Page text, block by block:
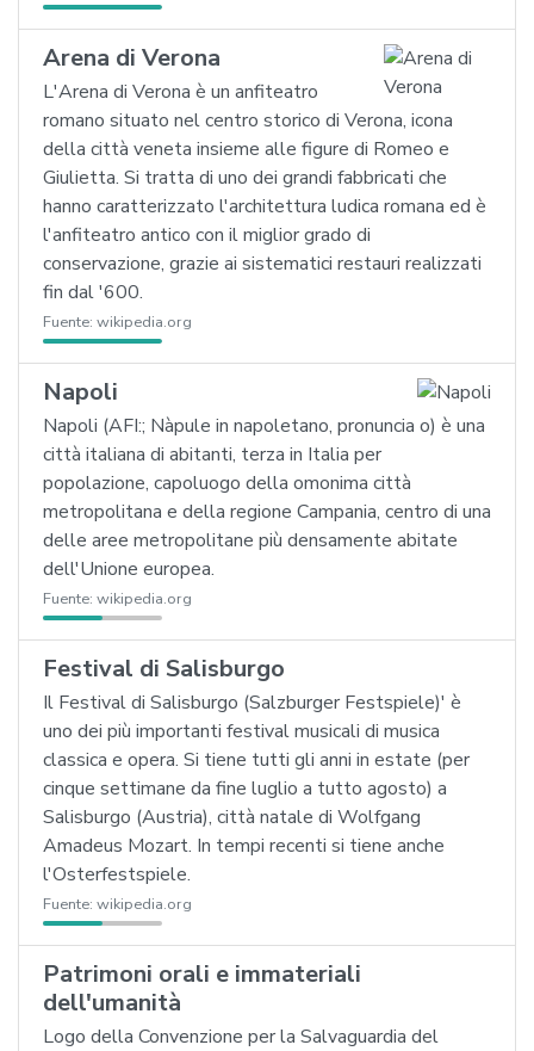
Arena di Verona
L'Arena di Verona è un anfiteatro
romano situato nel centro storico di Verona, icona
della città veneta insieme alle figure di Romeo e
Giulietta. Si tratta di uno dei grandi fabbricati che
hanno caratterizzato l'architettura ludica romana ed è
l'anfiteatro antico con il miglior grado di
conservazione, grazie ai sistematici restauri realizzati
fin dal '600.
Fuente: wikipedia.org
Napoli
Napoli (AFI:; Nàpule in napoletano, pronuncia o) è una
città italiana di abitanti, terza in Italia per
popolazione, capoluogo della omonima città
metropolitana e della regione Campania, centro di una
delle aree metropolitane più densamente abitate
dell'Unione europea.
Fuente: wikipedia.org
Festival di Salisburgo
Il Festival di Salisburgo (Salzburger Festspiele)' è
uno dei più importanti festival musicali di musica
classica e opera. Si tiene tutti gli anni in estate (per
cinque settimane da fine luglio a tutto agosto) a
Salisburgo (Austria), città natale di Wolfgang
Amadeus Mozart. In tempi recenti si tiene anche
l'Osterfestspiele.
Fuente: wikipedia.org
Patrimoni orali e immateriali
dell'umanità
Logo della Convenzione per la Salvaguardia del